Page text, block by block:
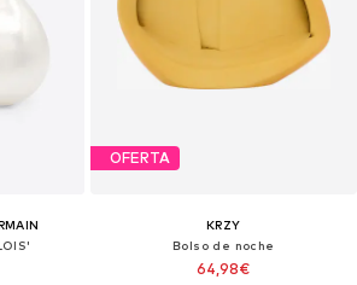
OFERTA
KRZY
Bolso de noche
64,98€